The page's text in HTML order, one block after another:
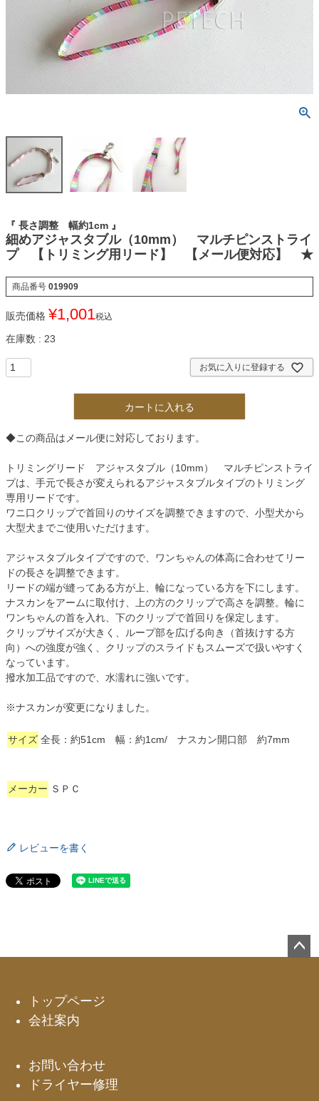
『 長さ調整 幅約1cm 』
細めアジャスタブル（10mm） マルチピンストライ
プ 【トリミング用リード】 【メール便対応】 ★
商品番号 019909
販売価格 ¥1,001税込
在庫数 23
お気に入りに登録する
カートに入れる
◆この商品はメール便に対応しております。
トリミングリード アジャスタブル（10mm） マルチピンストライ
プは、手元で長さが変えられるアジャスタブルタイプのトリミング
専用リードです。
ワニ口クリップで首回りのサイズを調整できますので、小型犬から
大型犬までご使用いただけます。
アジャスタブルタイプですので、ワンちゃんの体高に合わせてリー
ドの長さを調整できます。
リードの端が縫ってある方が上、輪になっている方を下にします。
ナスカンをアームに取付け、上の方のクリップで高さを調整。輪に
ワンちゃんの首を入れ、下のクリップで首回りを保定します。
クリップサイズが大きく、ループ部を広げる向き（首抜けする方
向）への強度が強く、クリップのスライドもスムーズで扱いやすく
なっています。
撥水加工品ですので、水濡れに強いです。
※ナスカンが変更になりました。
サイズ 全長：約51cm 幅：約1cm/ ナスカン開口部 約7mm
メーカー ＳＰＣ
レビューを書く
トップページ
会社案内
お問い合わせ
ドライヤー修理